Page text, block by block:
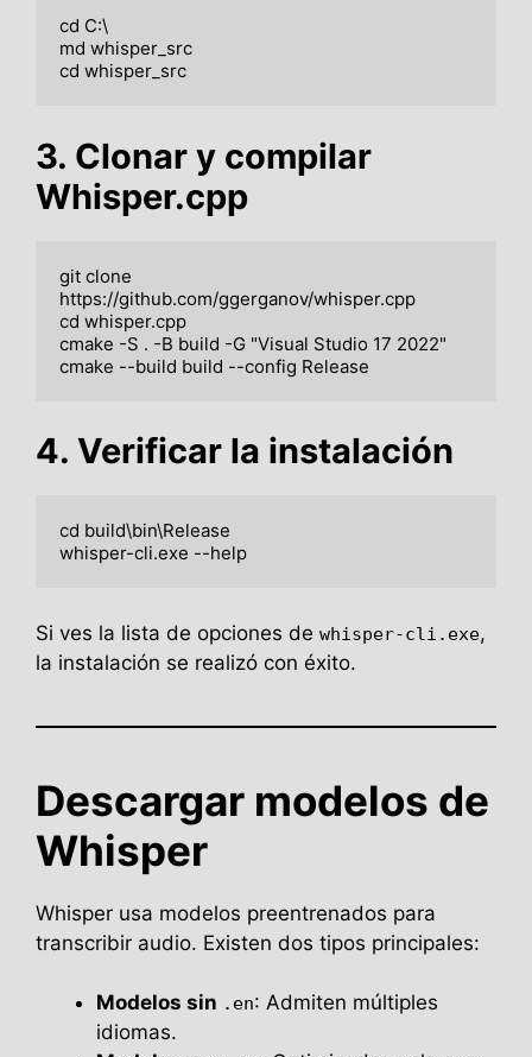
cd C:\
md whisper_src
3. Clonar y compilar
Whisper.cpp
git clone
https://github.com/ggerganov/whisper.cpp
cd whisper.cpp
cmake -S . -B build -G "Visual Studio 17 2022"
4. Verificar la instalación
cd build\bin\Release
Si ves la lista de opciones de whisper-cli.exe,
la instalación se realizó con éxito.
Descargar modelos de
Whisper
Whisper usa modelos preentrenados para
transcribir audio. Existen dos tipos principales:
Modelos sin .en: Admiten múltiples
idiomas.